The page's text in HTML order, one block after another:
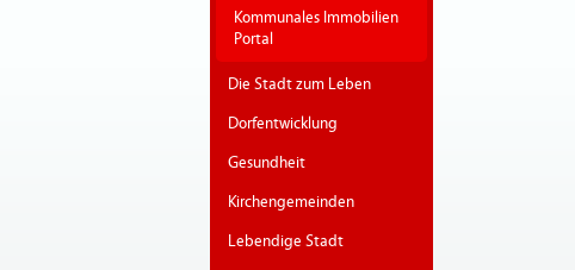
Kommunales Immobilien
Portal
Die Stadt zum Leben
Dorfentwicklung
Gesundheit
Kirchengemeinden
Lebendige Stadt